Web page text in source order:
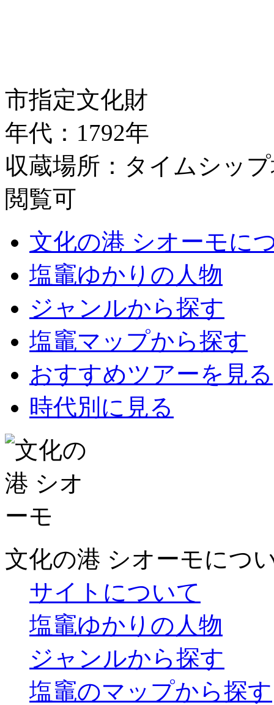
市指定文化財
年代：1792年
収蔵場所：タイムシッ
閲覧可
文化の港 シオーモに
塩竈ゆかりの人物
ジャンルから探す
塩竈マップから探す
おすすめツアーを見る
時代別に見る
文化の港 シオーモにつ
サイトについて
塩竈ゆかりの人物
ジャンルから探す
塩竈のマップから探す